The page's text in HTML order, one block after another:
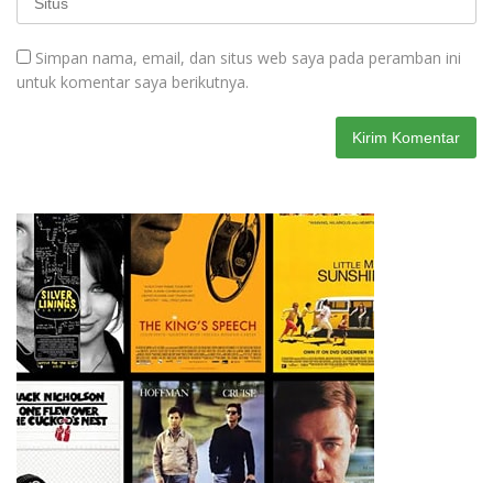
Simpan nama, email, dan situs web saya pada peramban ini
untuk komentar saya berikutnya.